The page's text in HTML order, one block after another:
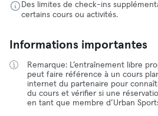
Des limites de check-ins
certains cours ou activités.
Informations importantes
Remarque: L’entraînement libre
peut faire référence à un cours
internet du partenaire pour
du cours et vérifier si une
en tant que membre d’Urban